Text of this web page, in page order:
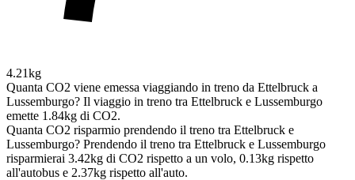
4.21kg
Quanta CO2 viene emessa viaggiando in treno da Ettelbruck a
Lussemburgo? Il viaggio in treno tra Ettelbruck e Lussemburgo
emette 1.84kg di CO2.
Quanta CO2 risparmio prendendo il treno tra Ettelbruck e
Lussemburgo? Prendendo il treno tra Ettelbruck e Lussemburgo
risparmierai 3.42kg di CO2 rispetto a un volo, 0.13kg rispetto
all'autobus e 2.37kg rispetto all'auto.